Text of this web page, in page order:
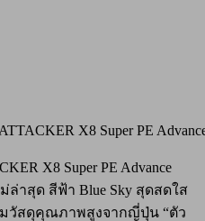
X8 Super PE
X8 Super PE Advance
ล่าสุด สีฟ้า Blue Sky สุดสดใส
มวัสดุคุณภาพสูงจากญี่ปุ่น “ตัว